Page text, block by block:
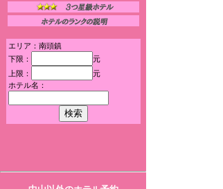
エリア：南頭鎮
下限：
元
上限：
元
ホテル名：